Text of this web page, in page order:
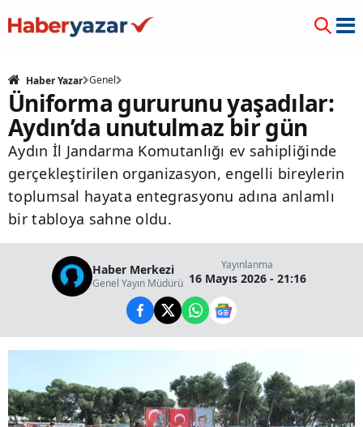
Haber Yazar Genel
Üniforma gururunu yaşadılar:
Aydın’da unutulmaz bir gün
Aydın İl Jandarma Komutanlığı ev sahipliğinde
gerçekleştirilen organizasyon, engelli bireylerin
toplumsal hayata entegrasyonu adına anlamlı
bir tabloya sahne oldu.
Haber Merkezi
Genel Yayın Müdürü
Yayınlanma
16 Mayıs 2026 - 21:16